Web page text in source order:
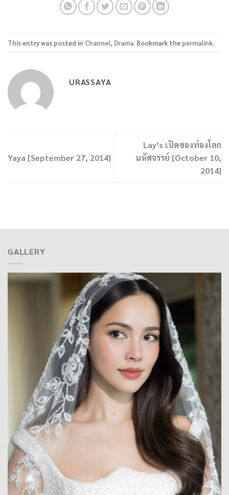
This entry was posted in Channel, Drama. Bookmark the permalink.
URASSAYA
Yaya [September 27, 2014]
Lay’s เปิดซองท่องโลก
มหัศจรรย์ [October 10,
2014]
GALLERY